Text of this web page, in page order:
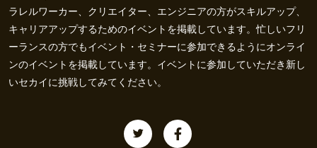
ラレルワーカー、クリエイター、エンジニアの方がスキルアップ、
キャリアアップするためのイベントを掲載しています。忙しいフリ
ーランスの方でもイベント・セミナーに参加できるようにオンライ
ンのイベントを掲載しています。イベントに参加していただき新し
いセカイに挑戦してみてください。